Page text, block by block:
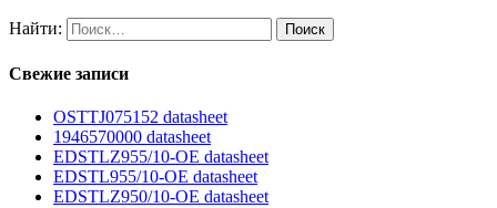
Найти:
Свежие записи
OSTTJ075152 datasheet
1946570000 datasheet
EDSTLZ955/10-OE datasheet
EDSTL955/10-OE datasheet
EDSTLZ950/10-OE datasheet